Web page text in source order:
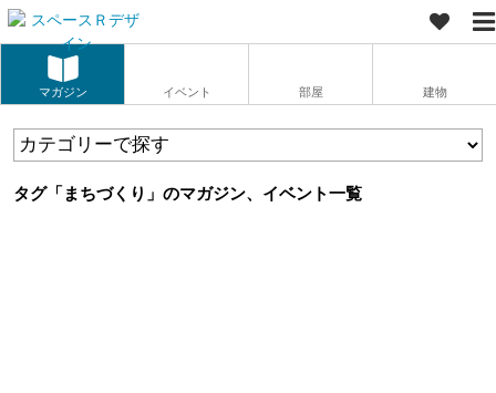
マガジン イベント 部屋 建物
タグ「まちづくり」のマガジン、イベント一覧